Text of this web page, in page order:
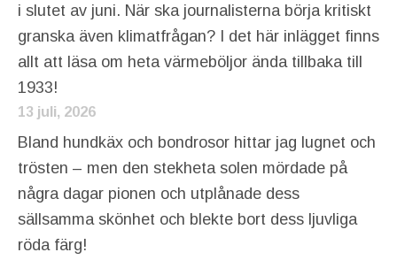
i slutet av juni. När ska journalisterna börja kritiskt
granska även klimatfrågan? I det här inlägget finns
allt att läsa om heta värmeböljor ända tillbaka till
1933!
13 juli, 2026
Bland hundkäx och bondrosor hittar jag lugnet och
trösten – men den stekheta solen mördade på
några dagar pionen och utplånade dess
sällsamma skönhet och blekte bort dess ljuvliga
röda färg!